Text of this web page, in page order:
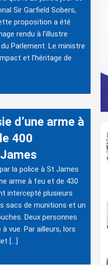
Sir Garfield Sobers,
proposition a été
rendu à l'illustre
Parlement. Le ministre
et l'héritage de
d’une arme à
400
la police à St James
arme à feu et de 430
intercepté plusieurs
sacs de munitions et un
Deux personnes
vue. Par ailleurs, lors
[…]